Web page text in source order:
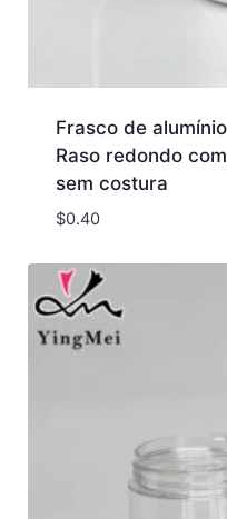
Frasco de
Raso redondo
sem costura
$0.40